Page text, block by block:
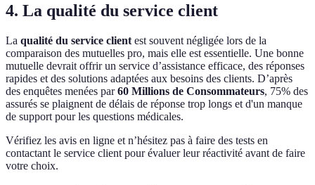
4. La qualité du service client
La qualité du service client est souvent négligée lors de la
comparaison des mutuelles pro, mais elle est essentielle. Une bonne
mutuelle devrait offrir un service d’assistance efficace, des réponses
rapides et des solutions adaptées aux besoins des clients. D’après
des enquêtes menées par60 Millions de Consommateurs, 75% des
assurés se plaignent de délais de réponse trop longs et d'un manque
de support pour les questions médicales.
Vérifiez les avis en ligne et n’hésitez pas à faire des tests en
contactant le service client pour évaluer leur réactivité avant de faire
votre choix.